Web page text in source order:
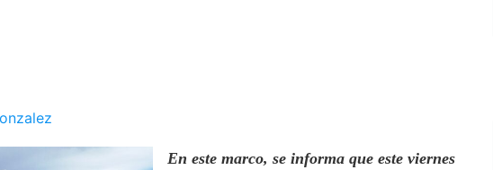
En este marco, se informa que este viernes